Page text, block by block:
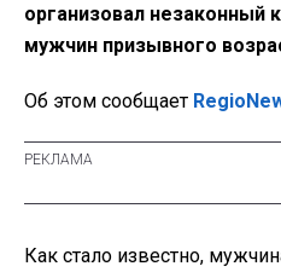
организовал незаконный
мужчин призывного
Об этом сообщает
Как стало известно,